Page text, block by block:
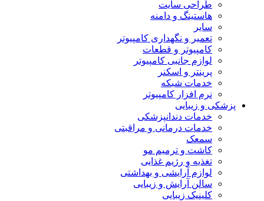
طراحی سایت
هاستینگ و دامنه
سایر
تعمیر و نگهداری کامپیوتر
کامپیوتر و قطعات
لوازم جانبی کامپیوتر
پرینتر و اسکنر
خدمات شبکه
نرم افزار کامپیوتر
پزشکی و زیبایی
خدمات دندانپزشکی
خدمات درمانی و مراقبتی
سمعک
کاشت و ترمیم مو
تغذیه و رژیم غذایی
لوازم آرایشی و بهداشتی
سالن آرایش و زیبایی
کلینیک زیبایی